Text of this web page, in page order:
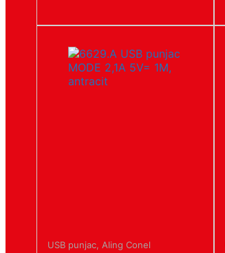
USB punjac, Aling Conel